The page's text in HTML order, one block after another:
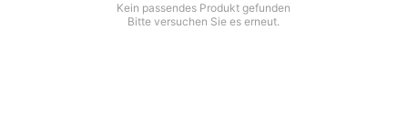
Kein passendes Produkt gefunden
Bitte versuchen Sie es erneut.